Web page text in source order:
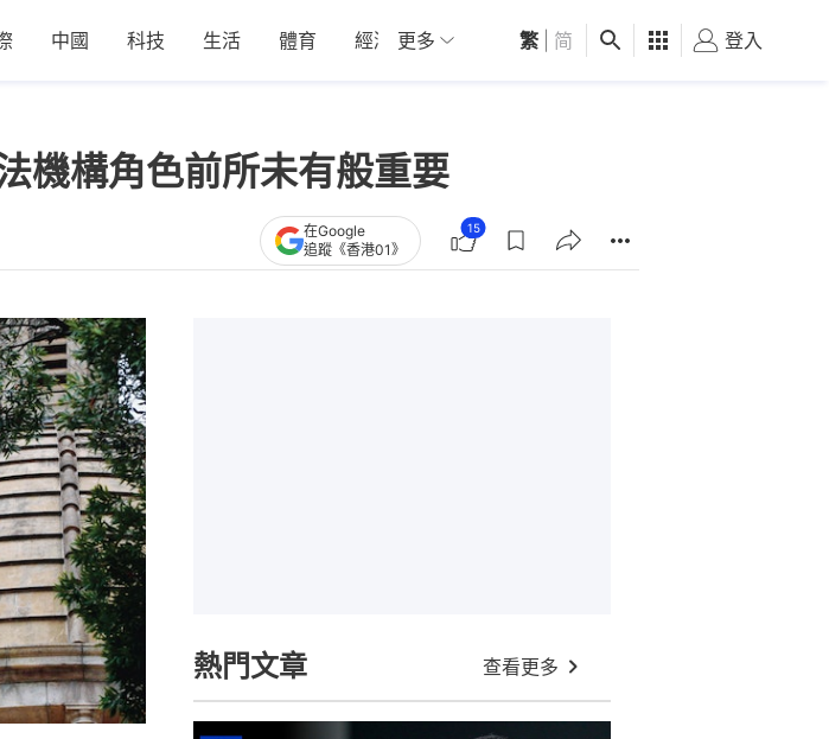
中國 科技 生活 體育 經濟 01深圳 觀點 健康 好食玩飛
更多 繁 简 登入
機構角色前所未有般重要
在Google
追蹤《香港01》
15
熱門文章 查看更多